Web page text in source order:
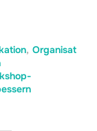
, Organisat